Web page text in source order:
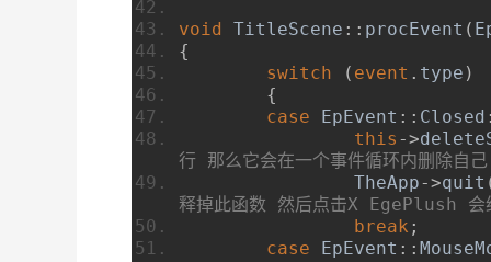
void TitleScene :: procEvent (
{
switch
( event . type )
{
case
EpEvent :: Closed
this ->
行 那么它会在一个事件循环内删除自
TheApp->quit
释掉此函数 然后点击X EgePlush 会
break ;
case
EpEvent ::